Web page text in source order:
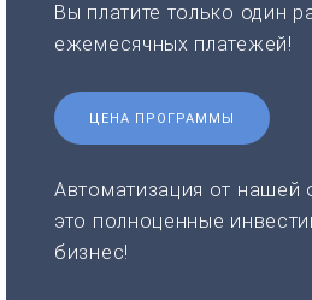
Вы платите только один
ежемесячных платежей!
ЦЕНА ПРОГРАММЫ
Автоматизация от нашей
это полноценные
бизнес!